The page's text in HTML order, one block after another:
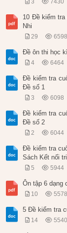
3 7430
10 Đề kiểm
Nhi
29 6598
Đề ôn thi học
4 6464
Đề kiểm tra
Đề số 1
3 6098
Đề kiểm tra
Đề số 2
2 6044
Đề kiểm tra
Sách Kết nối
5 5944
Ôn tập 6 dạng
10 5578
5 Đề kiểm tra
14 5540